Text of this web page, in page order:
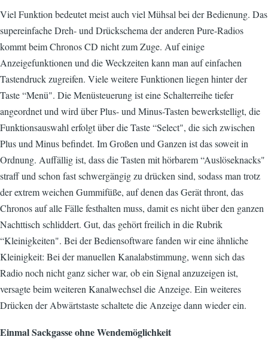
Viel Funktion bedeutet meist auch viel Mühsal bei der Bedienung. Das
supereinfache Dreh- und Drückschema der anderen Pure-Radios
kommt beim Chronos CD nicht zum Zuge. Auf einige
Anzeigefunktionen und die Weckzeiten kann man auf einfachen
Tastendruck zugreifen. Viele weitere Funktionen liegen hinter der
Taste “Menü". Die Menüsteuerung ist eine Schalterreihe tiefer
angeordnet und wird über Plus- und Minus-Tasten bewerkstelligt, die
Funktionsauswahl erfolgt über die Taste “Select", die sich zwischen
Plus und Minus befindet. Im Großen und Ganzen ist das soweit in
Ordnung. Auffällig ist, dass die Tasten mit hörbarem “Auslöseknacks"
straff und schon fast schwergängig zu drücken sind, sodass man trotz
der extrem weichen Gummifüße, auf denen das Gerät thront, das
Chronos auf alle Fälle festhalten muss, damit es nicht über den ganzen
Nachttisch schliddert. Gut, das gehört freilich in die Rubrik
“Kleinigkeiten". Bei der Bediensoftware fanden wir eine ähnliche
Kleinigkeit: Bei der manuellen Kanalabstimmung, wenn sich das
Radio noch nicht ganz sicher war, ob ein Signal anzuzeigen ist,
versagte beim weiteren Kanalwechsel die Anzeige. Ein weiteres
Drücken der Abwärtstaste schaltete die Anzeige dann wieder ein.
Einmal Sackgasse ohne Wendemöglichkeit